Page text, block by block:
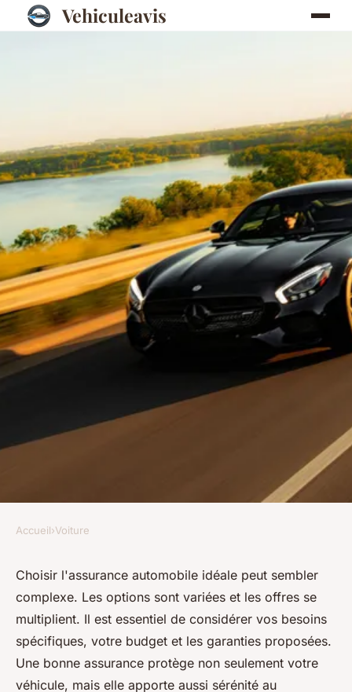
Vehiculeavis
Comment choisir la meilleure
assurance pour votre voiture ?
Lise•26 novembre 2024•6 min de lecture
Accueil›Voiture
Choisir l'assurance automobile idéale peut sembler
complexe. Les options sont variées et les offres se
multiplient. Il est essentiel de considérer vos besoins
spécifiques, votre budget et les garanties proposées.
Une bonne assurance protège non seulement votre
véhicule, mais elle apporte aussi sérénité au